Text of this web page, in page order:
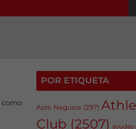
como
POR ETIQUETA
Aste Nagusia (297)
Club (2507) ayudas